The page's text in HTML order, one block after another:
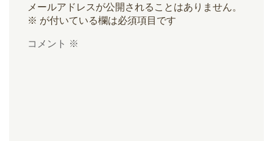
メールアドレスが公開されることはありません。
※ が付いている欄は必須項目です
コメント ※